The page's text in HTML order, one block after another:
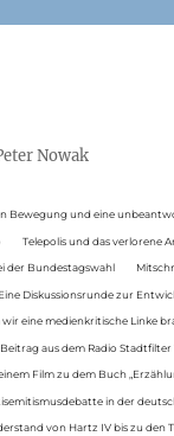
Nowak
Bewegung und eine
Telepolis und das verlorene
der Bundestagswahl
Eine Diskussionsrunde zur
eine medienkritische Linke
aus dem Radio
Film zu dem Buch
in der
von Hartz IV bis zu